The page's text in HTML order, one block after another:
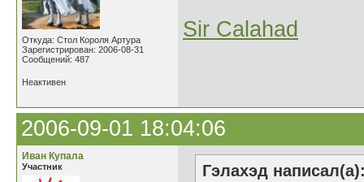
Откуда: Стол Короля Артура
Зарегистрирован: 2006-08-31
Сообщений: 487
Sir Calahad
Неактивен
2006-09-01 18:04:06
Иван Купала
Участник
Гэлахэд